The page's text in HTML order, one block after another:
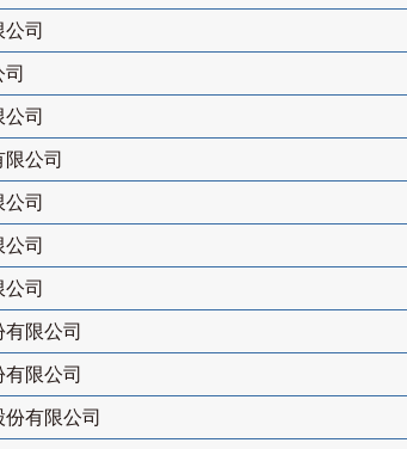
司
司
公司
司
司
司
限公司
限公司
有限公司